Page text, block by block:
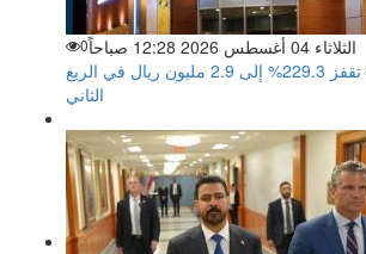
الثلاثاء 04 أغسطس 2026 12:28 صباحاً 0
أرباح «هرفي للأغذية» تقفز 229.3% إلى 2.9 مليون ريال في الربع
الثاني